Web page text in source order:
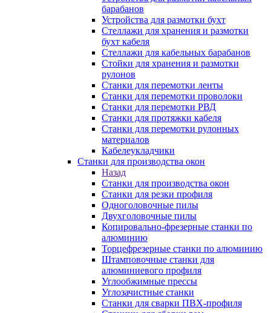
барабанов
Устройства для размотки бухт
Стеллажи для хранения и размотки
бухт кабеля
Стеллажи для кабельных барабанов
Стойки для хранения и размотки
рулонов
Станки для перемотки ленты
Станки для перемотки проволоки
Станки для перемотки РВД
Станки для протяжки кабеля
Станки для перемотки рулонных
материалов
Кабелеукладчики
Станки для производства окон
Назад
Станки для производства окон
Станки для резки профиля
Одноголовочные пилы
Двухголовочные пилы
Копировально-фрезерные станки по
алюминию
Торцефрезерные станки по алюминию
Штамповочные станки для
алюминиевого профиля
Углообжимные прессы
Углозачистные станки
Станки для сварки ПВХ-профиля